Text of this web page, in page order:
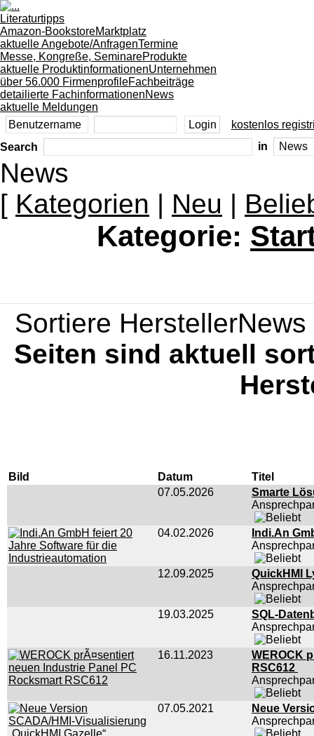
Literaturtipps
Amazon-BookstoreMarktplatz
aktuelle Angebote/AnfragenTermine
Messe, Kongreße, SeminareProdukte
aktuelle ProduktinformationenUnternehmen
über 56.000 FirmenprofileFachbeiträge
detailierte FachinformationenNews
aktuelle Meldungen
kostenlos
Search
in
News
[ Kategorien | Neu |
Kategorie:
Sortiere
Seiten sind aktuell
Bild Datum
Titel
07.05.2026
Smarte
04.02.2026
Indi.An
12.09.2025
QuickHMI
19.03.2025
SQL-
16.11.2023
WEROCK
RSC612
07.05.2021
Neue